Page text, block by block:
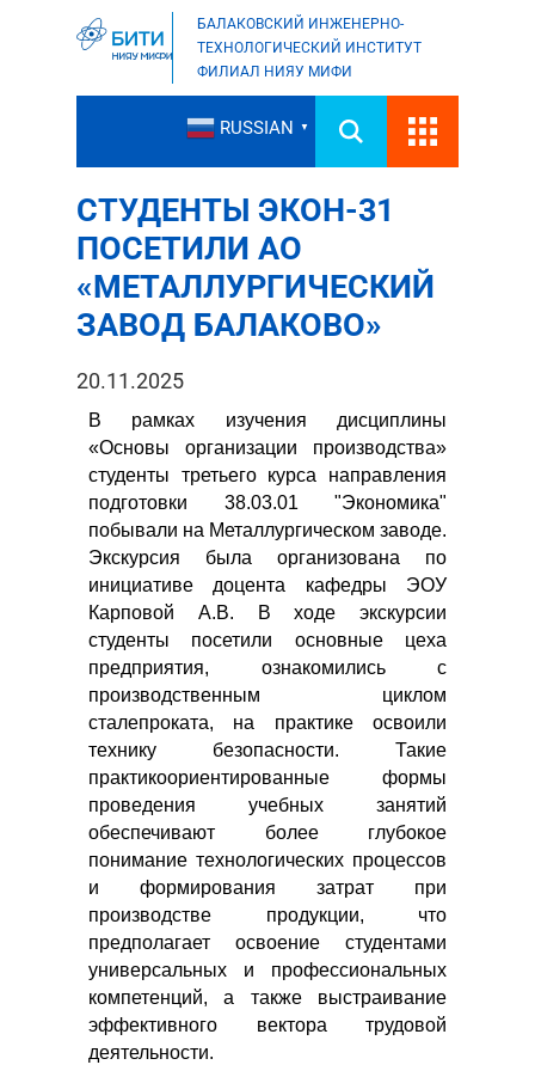
БАЛАКОВСКИЙ ИНЖЕНЕРНО-
ТЕХНОЛОГИЧЕСКИЙ ИНСТИТУТ
ФИЛИАЛ НИЯУ МИФИ
RUSSIAN ▼
СТУДЕНТЫ ЭКОН-31
ПОСЕТИЛИ АО
«МЕТАЛЛУРГИЧЕСКИЙ
ЗАВОД БАЛАКОВО»
20.11.2025
В рамках изучения дисциплины
«Основы организации производства»
студенты третьего курса направления
подготовки 38.03.01 "Экономика"
побывали на Металлургическом заводе.
Экскурсия была организована по
инициативе доцента кафедры ЭОУ
Карповой А.В. В ходе экскурсии
студенты посетили основные цеха
предприятия, ознакомились с
производственным циклом
сталепроката, на практике освоили
технику безопасности. Такие
практикоориентированные формы
проведения учебных занятий
обеспечивают более глубокое
понимание технологических процессов
и формирования затрат при
производстве продукции, что
предполагает освоение студентами
универсальных и профессиональных
компетенций, а также выстраивание
эффективного вектора трудовой
деятельности.